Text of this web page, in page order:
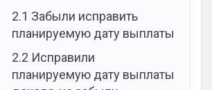
2.1 Забыли исправить
планируемую дату выплаты
2.2 Исправили
планируемую дату выплаты